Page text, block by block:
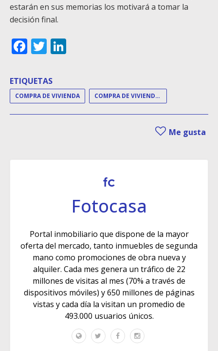
estarán en sus memorias los motivará a tomar la
decisión final.
Facebook
Twitter
ETIQUETAS
COMPRA DE VIVIENDA COMPRA DE VIVIENDAS
Me gusta
Fotocasa
Portal inmobiliario que dispone de la mayor
oferta del mercado, tanto inmuebles de segunda
mano como promociones de obra nueva y
alquiler. Cada mes genera un tráfico de 22
millones de visitas al mes (70% a través de
dispositivos móviles) y 650 millones de páginas
vistas y cada día la visitan un promedio de
493.000 usuarios únicos.